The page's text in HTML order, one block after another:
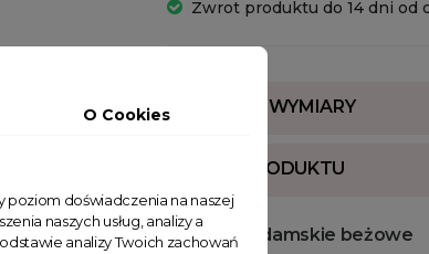
Zwrot produktu do 14 dni od
SKŁAD I WYMIARY
OPIS PRODUKTU
Mokasyny damskie beżowe
O Cookies
poziom doświadczenia na naszej
naszych usług, analizy a
analizy Twoich zachowań